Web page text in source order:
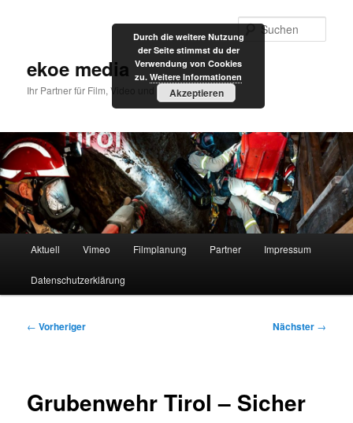
ekoe media
Ihr Partner für Film, Video und Internet
Aktuell Vimeo Filmplanung Partner Impressum
Datenschutzerklärung
Beitragsnavigation
← Vorheriger Nächster →
Grubenwehr Tirol – Sicher
Durch die weitere Nutzung
der Seite stimmst du der
Verwendung von Cookies
zu. Weitere Informationen
Akzeptieren